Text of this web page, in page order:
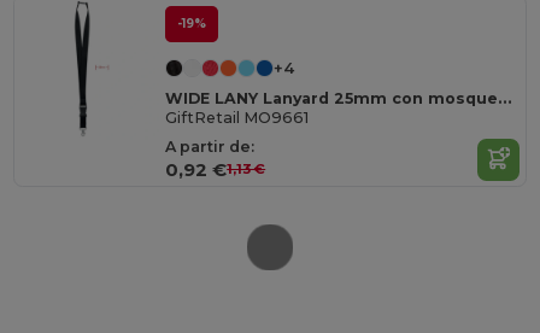
-19%
+4
WIDE LANY Lanyard 25mm con mosquetón
GiftRetail MO9661
A partir de:
0,92 €1,13 €